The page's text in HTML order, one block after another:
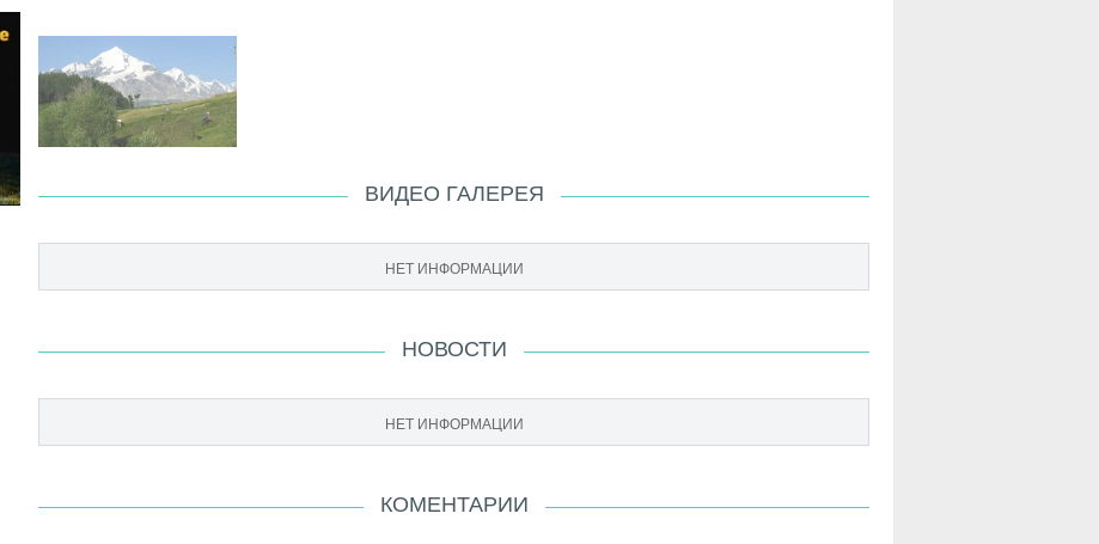
ВИДЕО ГАЛЕРЕЯ
НЕТ ИНФОРМАЦИИ
НОВОСТИ
НЕТ ИНФОРМАЦИИ
КОМЕНТАРИИ